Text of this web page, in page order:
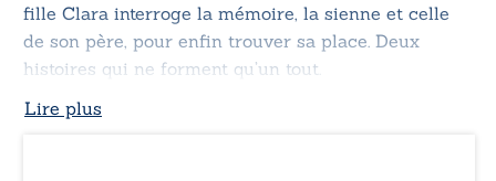
fille Clara interroge la mémoire, la sienne et celle
de son père, pour enfin trouver sa place. Deux
histoires qui ne forment qu’un tout.
Lire plus